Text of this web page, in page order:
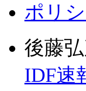
ポリ
後藤
IDF速